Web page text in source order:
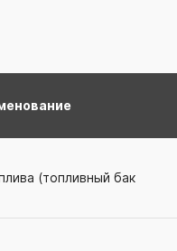
(топливный бак